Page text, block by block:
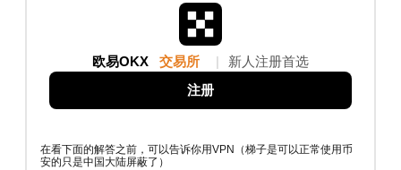
欧易OKX 交易所 新人注册首选
注册
在看下面的解答之前，可以告诉你用VPN（梯子是可以正常使用币
安的只是中国大陆屏蔽了）